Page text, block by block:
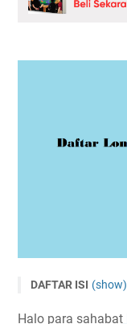
DAFTAR ISI (show)
Halo para sahabat